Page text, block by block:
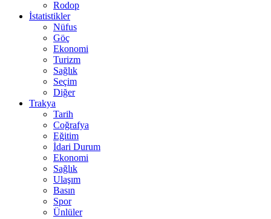
Rodop
İstatistikler
Nüfus
Göç
Ekonomi
Turizm
Sağlık
Seçim
Diğer
Trakya
Tarih
Coğrafya
Eğitim
İdari Durum
Ekonomi
Sağlık
Ulaşım
Basın
Spor
Ünlüler